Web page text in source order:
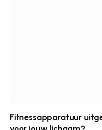
Fitnessapparatuur